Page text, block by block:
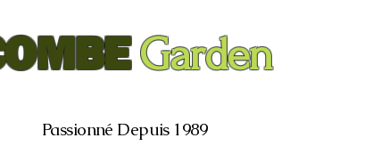
Garden
Passionné Depuis 1989